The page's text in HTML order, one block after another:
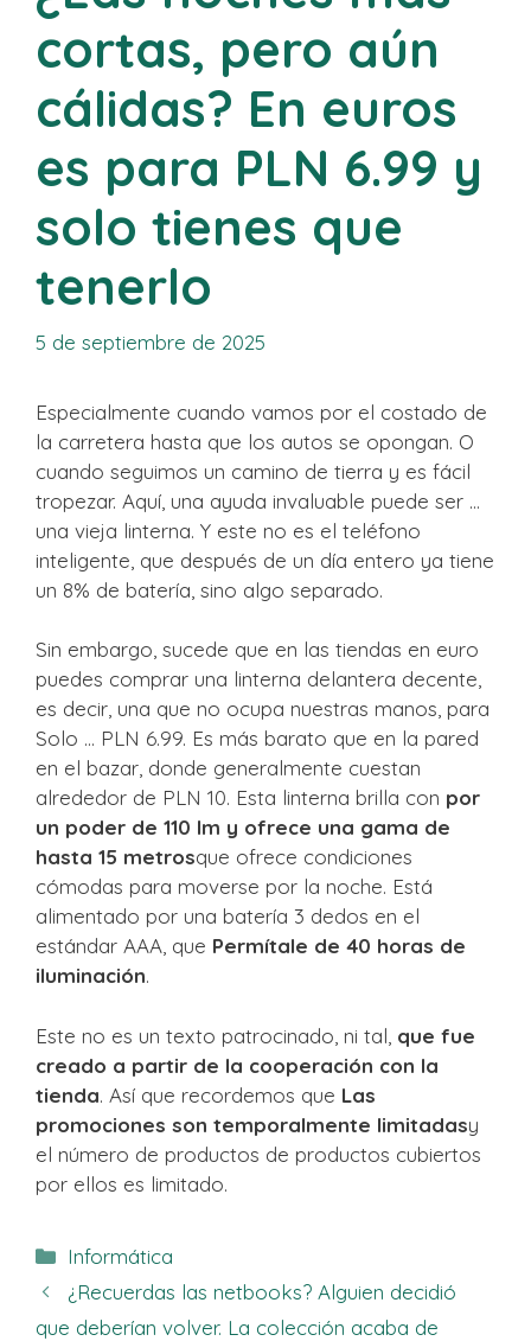
cortas, pero aún
cálidas? En euros
es para PLN 6.99 y
solo tienes que
tenerlo
5 de septiembre de 2025
Especialmente cuando vamos por el costado de
la carretera hasta que los autos se opongan. O
cuando seguimos un camino de tierra y es fácil
tropezar. Aquí, una ayuda invaluable puede ser …
una vieja linterna. Y este no es el teléfono
inteligente, que después de un día entero ya tiene
un 8% de batería, sino algo separado.
Sin embargo, sucede que en las tiendas en euro
puedes comprar una linterna delantera decente,
es decir, una que no ocupa nuestras manos, para
Solo … PLN 6.99. Es más barato que en la pared
en el bazar, donde generalmente cuestan
alrededor de PLN 10. Esta linterna brilla con por
un poder de 110 lm y ofrece una gama de
hasta 15 metrosque ofrece condiciones
cómodas para moverse por la noche. Está
alimentado por una batería 3 dedos en el
estándar AAA, que Permítale de 40 horas de
iluminación.
Este no es un texto patrocinado, ni tal, que fue
creado a partir de la cooperación con la
tienda. Así que recordemos que Las
promociones son temporalmente limitadasy
el número de productos de productos cubiertos
por ellos es limitado.
Categorías
Informática
¿Recuerdas las netbooks? Alguien decidió
que deberían volver. La colección acaba de